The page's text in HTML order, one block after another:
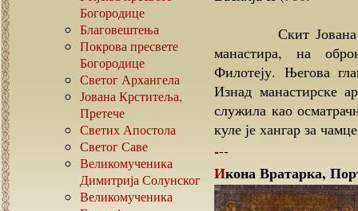
Богородице
Благовештења
Покрова пресвете
Богородице
Светог Архангела
Јована Крститеља,
Претече
Светих Апостола
Светог Саве
Великомученика
Димитрија Солунског
Великомученика
Скит Јована
манастира, на
Филотеју. Његова
Изнад манастирске
служила као
куле је хангар за
---
Икона Вратарка,